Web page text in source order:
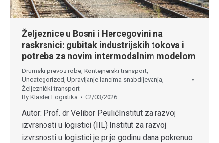
Željeznice u Bosni i Hercegovini na
raskrsnici: gubitak industrijskih tokova i
potreba za novim intermodalnim modelom
Drumski prevoz robe, Kontejnerski transport,
Uncategorized, Upravljanje lancima snabdijevanja,
Željeznički transport
By Klaster Logistika 02/03/2026
Autor: Prof. dr Velibor PeulićInstitut za razvoj
izvrsnosti u logistici (IIL) Institut za razvoj
izvrsnosti u logistici je prije godinu dana pokrenuo